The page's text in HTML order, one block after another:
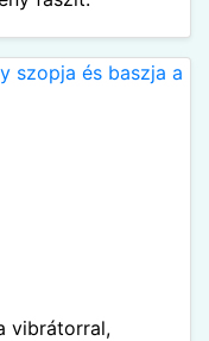
vibrátorral,